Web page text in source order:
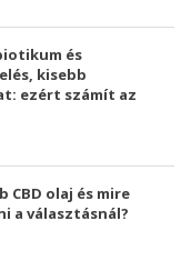
és
kisebb
ezért számít az
CBD olaj és mire
a választásnál?